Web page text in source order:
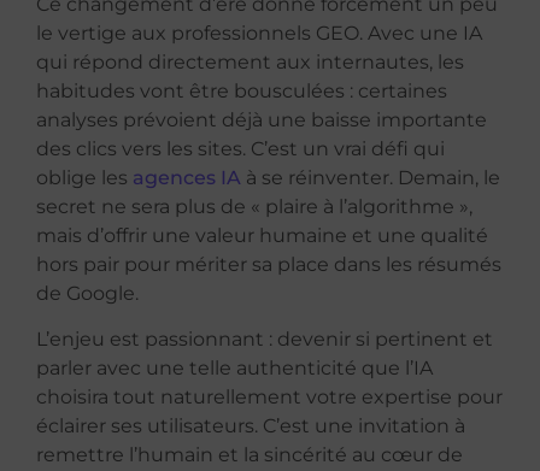
le vertige aux professionnels GEO. Avec une IA
qui répond directement aux internautes, les
habitudes vont être bousculées : certaines
analyses prévoient déjà une baisse importante
des clics vers les sites. C’est un vrai défi qui
oblige les agences IA à se réinventer. Demain, le
secret ne sera plus de « plaire à l’algorithme »,
mais d’offrir une valeur humaine et une qualité
hors pair pour mériter sa place dans les résumés
de Google.
L’enjeu est passionnant : devenir si pertinent et
parler avec une telle authenticité que l’IA
choisira tout naturellement votre expertise pour
éclairer ses utilisateurs. C’est une invitation à
remettre l’humain et la sincérité au cœur de